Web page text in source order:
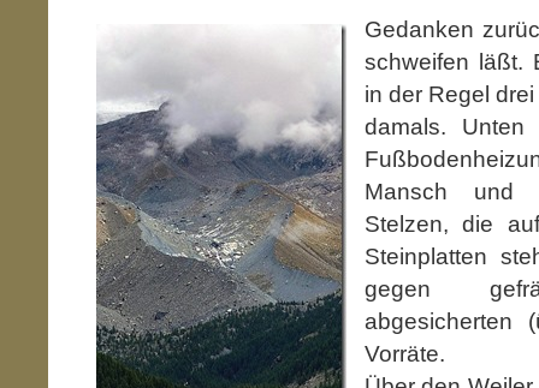
Gedanken
schweifen läßt.
in der Regel
damals.
Mansch und
Stelzen, die
Steinplatten
gegen
abgesicherten
Vorräte.